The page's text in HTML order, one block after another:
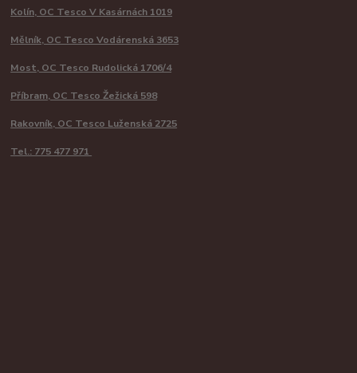
Kolín, OC Tesco V Kasárnách 1019
Mělník, OC Tesco Vodárenská 3653
Most, OC Tesco Rudolická 1706/4
Příbram, OC Tesco Žežická 598
Rakovník, OC Tesco Luženská 2725
Tel.: 775 477 971